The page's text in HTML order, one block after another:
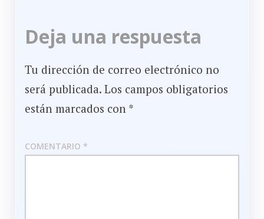
la
entrada
Deja una respuesta
Tu dirección de correo electrónico no
será publicada. Los campos obligatorios
están marcados con *
COMENTARIO *